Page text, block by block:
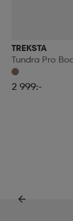
TREKSTA
Tundra Pro
2 999:-